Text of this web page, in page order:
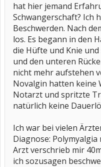
hat hier jemand
Schwangerschaft? Ich
Beschwerden. Nach
los. Es begann in den
die Hüfte und Knie
und den unteren
nicht mehr aufstehen
Novalgin hatten keine
Notarzt und spritzte
natürlich keine
Ich war bei vielen
Diagnose:
Arzt verschrieb mir
ich sozusagen